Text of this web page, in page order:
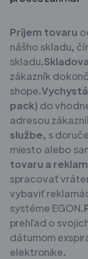
Príjem tovaru
nášho skladu,
skladu.
zákazník
shope.
pack) do
adresou
službe, s
miesto alebo
tovaru a
spracovať
vybaviť
systéme EGON.
prehľad o
dátumom
elektronike.